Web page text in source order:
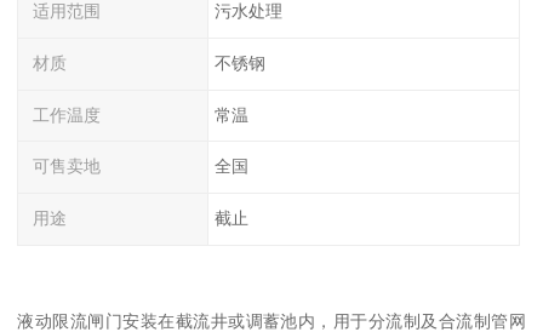
适用范围 污水处理
材质 不锈钢
工作温度 常温
可售卖地 全国
用途 截止
液动限流闸门安装在截流井或调蓄池内，用于分流制及合流制管网